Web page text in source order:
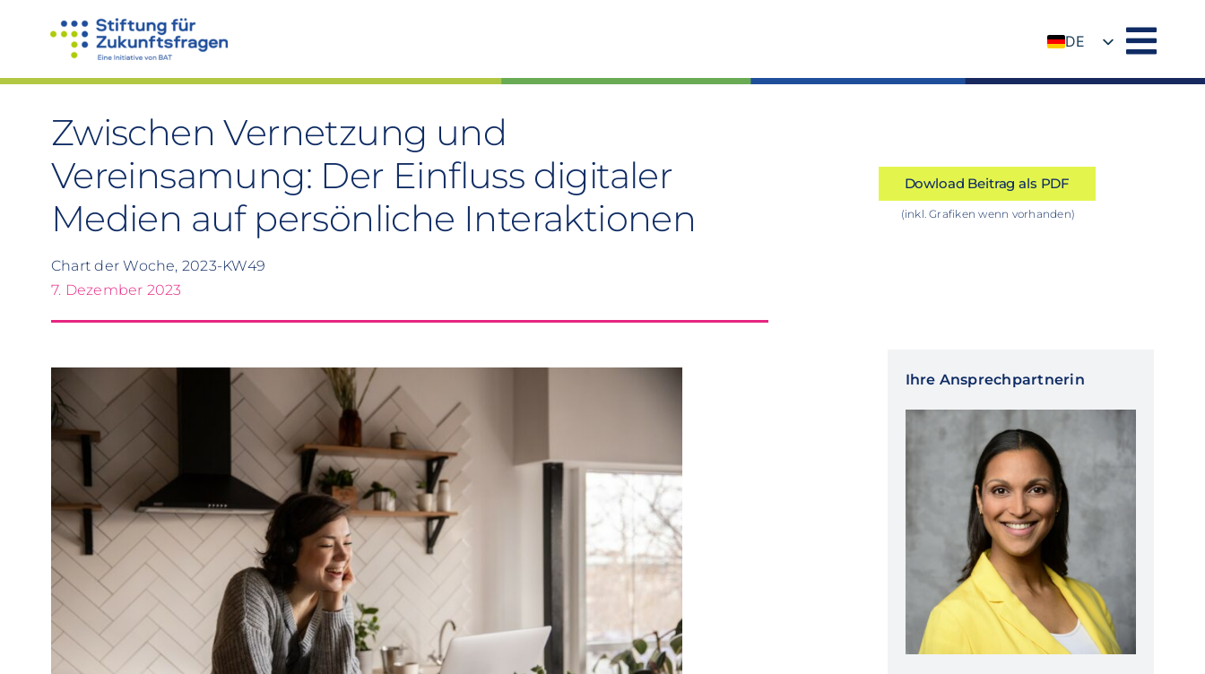
DE
Zwischen Vernetzung und
Vereinsamung: Der Einfluss digitaler
Medien auf persönliche Interaktionen
Chart der Woche, 2023-KW49
7. Dezember 2023
Dowload Beitrag als PDF
(inkl. Grafiken wenn vorhanden)
Ihre Ansprechpartnerin